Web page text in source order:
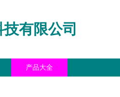
有限公司
产品大全